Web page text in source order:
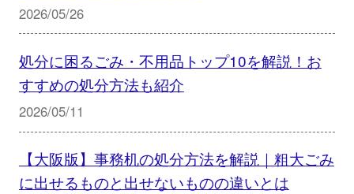
2026/05/26
処分に困るごみ・不用品トップ10を解説！お
すすめの処分方法も紹介
2026/05/11
【大阪版】事務机の処分方法を解説｜粗大ごみ
に出せるものと出せないものの違いとは